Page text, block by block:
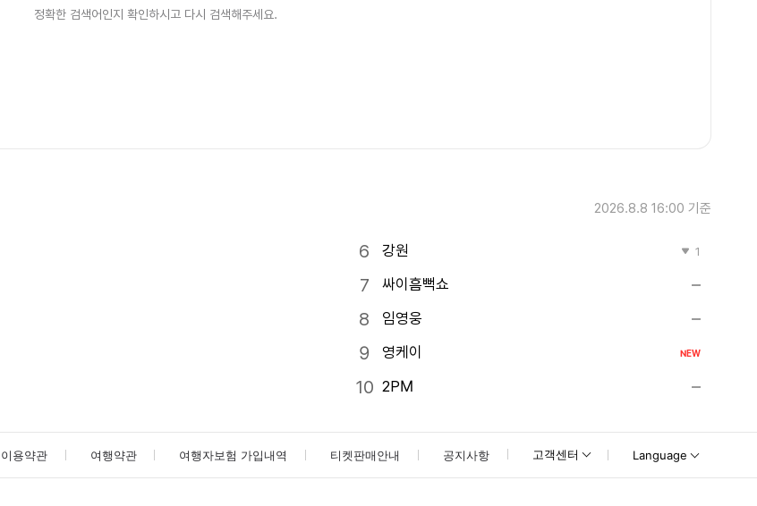
정확한 검색어인지 확인하시고 다시 검색해주세요.
2026.8.8 16:00 기준
강원 1
싸이흠뻑쇼
임영웅
영케이
NEW
2PM
용약관 여행약관 여행자보험 가입내역 티켓판매안내 공지사항 고객센터 Language